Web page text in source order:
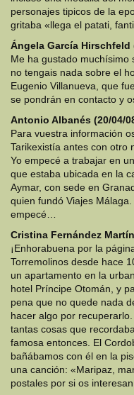
personajes tipicos de la
gritaba «llega el patati,
Ángela García Hirschfeld
Me ha gustado muchísimo
no tengais nada sobre el
Eugenio Villanueva, que
se pondrán en contacto y
Antonio Albanés (20/04/
Para vuestra información
Tarikexistía antes con otro
Yo empecé a trabajar en
que estaba ubicada en la
Aymar, con sede en
quien fundó Viajes
empecé…
Cristina Fernández
¡Enhorabuena por la
Torremolinos desde hace
un apartamento en la
hotel Príncipe Otomán, y
pena que no quede nada
hacer algo por
tantas cosas que
famosa entonces. El
bañábamos con él en la
una canción: «Maripaz,
postales por si os interesan.